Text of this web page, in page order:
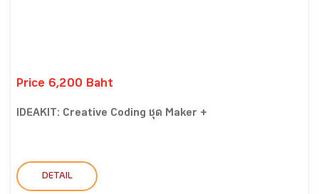
Price 6,200 Baht
IDEAKIT: Creative Coding ชุด Maker +
DETAIL